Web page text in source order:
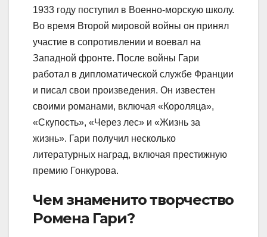
1933 году поступил в Военно-морскую школу.
Во время Второй мировой войны он принял
участие в сопротивлении и воевал на
Западной фронте. После войны Гари
работал в дипломатической службе Франции
и писал свои произведения. Он известен
своими романами, включая «Короляца»,
«Скупость», «Через лес» и «Жизнь за
жизнь». Гари получил несколько
литературных наград, включая престижную
премию Гонкурова.
Чем знаменито творчество
Ромена Гари?